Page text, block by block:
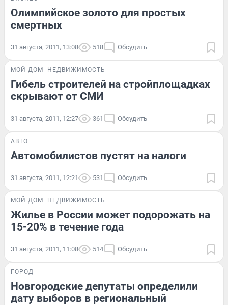
Олимпийское золото для простых
смертных
31 августа, 2011, 13:08 518 Обсудить
МОЙ ДОМ НЕДВИЖИМОСТЬ
Гибель строителей на стройплощадках
скрывают от СМИ
31 августа, 2011, 12:27 361 Обсудить
АВТО
Автомобилистов пустят на налоги
31 августа, 2011, 12:21 531 Обсудить
МОЙ ДОМ НЕДВИЖИМОСТЬ
Жилье в России может подорожать на
15-20% в течение года
31 августа, 2011, 11:08 514 Обсудить
ГОРОД
Новгородские депутаты определили
дату выборов в региональный